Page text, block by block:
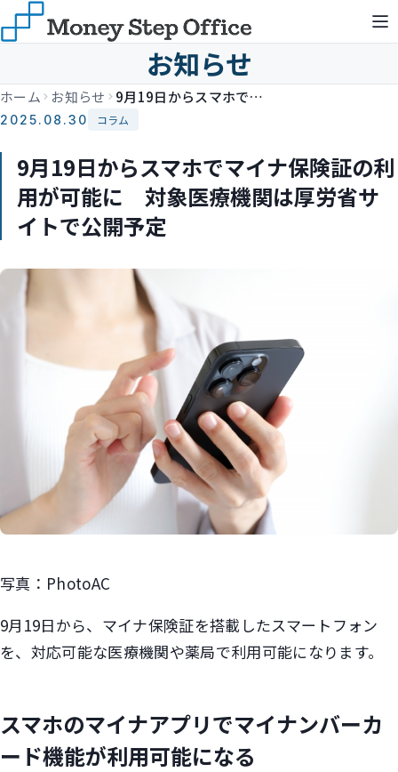
お知らせ
ホーム お知らせ 9月19日からスマホでマイナ保険証の利用が可能に 対象医療機関は厚労省サイトで公開予定
2025.08.30 コラム
9月19日からスマホでマイナ保険証の利
用が可能に 対象医療機関は厚労省サ
イトで公開予定
写真：PhotoAC
9月19日から、マイナ保険証を搭載したスマートフォン
を、対応可能な医療機関や薬局で利用可能になります。
スマホのマイナアプリでマイナンバーカ
ード機能が利用可能になる